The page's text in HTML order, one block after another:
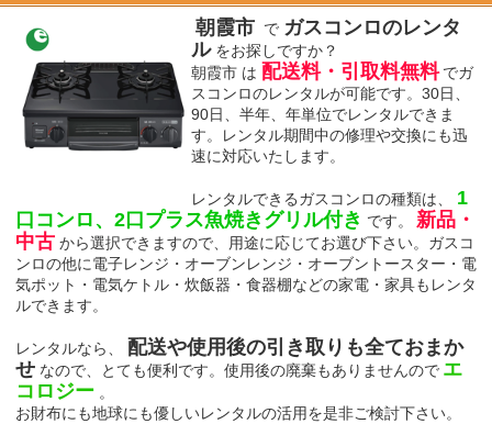
朝霞市 で ガスコンロのレンタ
ル をお探しですか？
朝霞市 は 配送料・引取料無料 でガ
スコンロのレンタルが可能です。30日、
90日、半年、年単位でレンタルできま
す。レンタル期間中の修理や交換にも迅
速に対応いたします。
レンタルできるガスコンロの種類は、
1
口コンロ、2口プラス魚焼きグリル付き です。
新品・
中古 から選択できますので、用途に応じてお選び下さい。ガスコ
ンロの他に電子レンジ・オーブンレンジ・オーブントースター・電
気ポット・電気ケトル・炊飯器・食器棚などの家電・家具もレンタ
ルできます。
レンタルなら、
配送や使用後の引き取りも全ておまか
せ なので、とても便利です。使用後の廃棄もありませんので エ
コロジー 。
お財布にも地球にも優しいレンタルの活用を是非ご検討下さい。